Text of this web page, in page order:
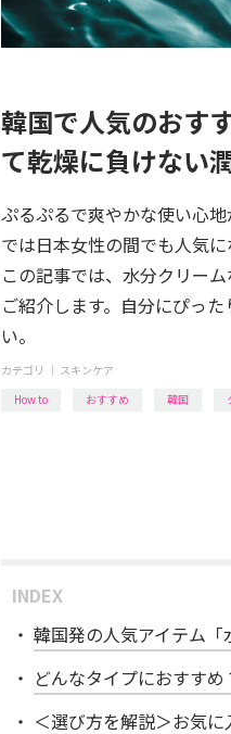
韓国で人気のおす
て乾燥に負けない
ぷるぷるで爽やかな使い心
では日本女性の間でも人気
この記事では、水分クリー
ご紹介します。自分にぴっ
い。
カテゴリ ｜ スキンケア
How to
おすすめ 韓国
INDEX
韓国発の人気アイテム「
どんなタイプにおすす
＜選び方を解説＞お気